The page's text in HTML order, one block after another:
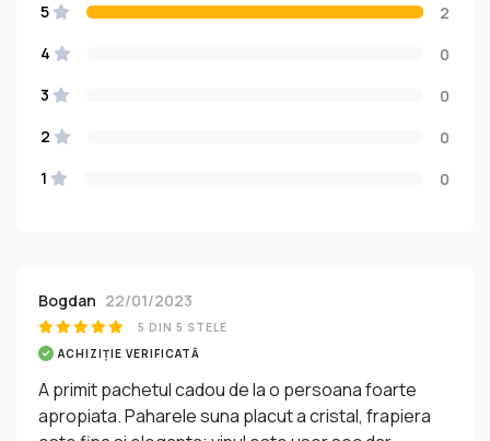
5
2
4
0
3
0
2
0
1
0
Bogdan 22/01/2023
5 DIN 5 STELE
ACHIZIȚIE VERIFICATĂ
A primit pachetul cadou de la o persoana foarte
apropiata. Paharele suna placut a cristal, frapiera